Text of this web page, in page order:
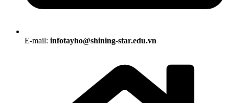
E-mail: infotayho@shining-star.edu.vn